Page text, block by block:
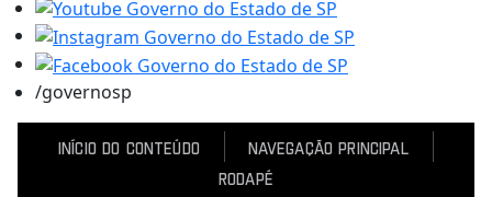
Início do conteúdo
Navegação Principal
Rodapé
/governosp